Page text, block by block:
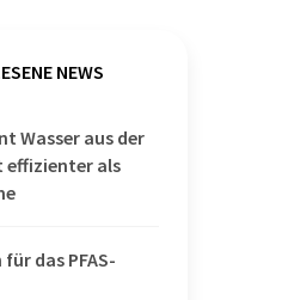
NEWS
Wasser aus der
effizienter als
das PFAS-